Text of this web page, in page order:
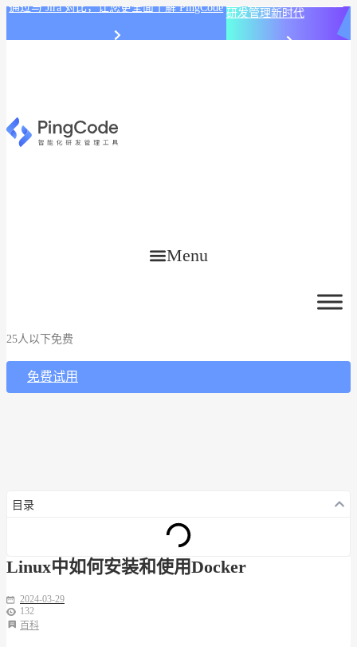
通过与 Jira 对比，让您更全面了解 PingCode 研发管理新时代
Menu
25人以下免费
免费试用
目录
Linux中如何安装和使用Docker
2024-03-29
132
百科